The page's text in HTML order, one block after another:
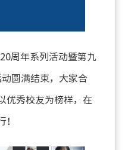
周年系列活动暨第九
圆满结束，大家合
优秀校友为榜样，在
！